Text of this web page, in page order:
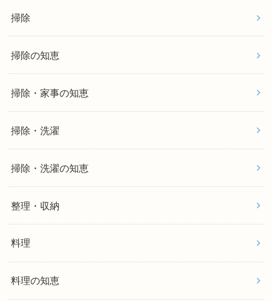
掃除
掃除の知恵
掃除・家事の知恵
掃除・洗濯
掃除・洗濯の知恵
整理・収納
料理
料理の知恵